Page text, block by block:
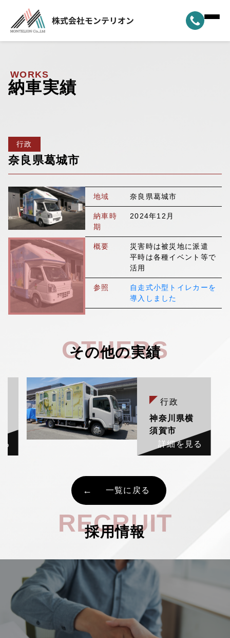
ホーム
選ばれる理由
納車実績
▼
新着情報
採用情報
WORKS
納車実績
行政
奈良県葛城市
地域 奈良県葛城市
納車時
期
2024年12月
概要
災害時は被災地に派遣
平時は各種イベント等で
活用
参照
自走式小型トイレカーを
導入しました
OTHERS
その他の実績
行政
神奈川県横
須賀市
詳細を見る
一覧に戻る
RECRUIT
採用情報